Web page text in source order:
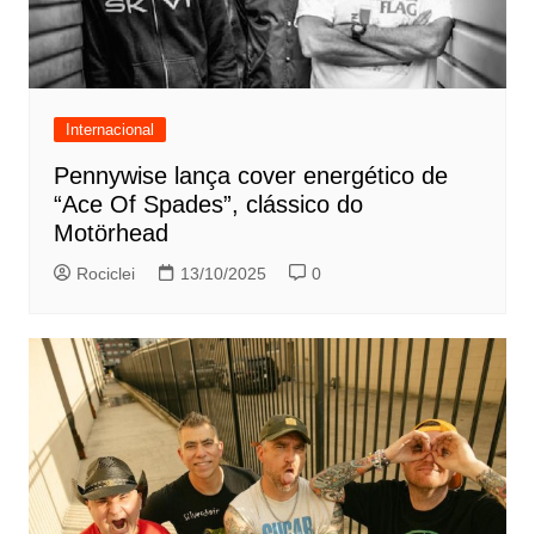
Internacional
Pennywise lança cover energético de
“Ace Of Spades”, clássico do
Motörhead
Rociclei 13/10/2025 0